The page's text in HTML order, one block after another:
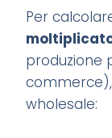
Per
produzione
wholesale: